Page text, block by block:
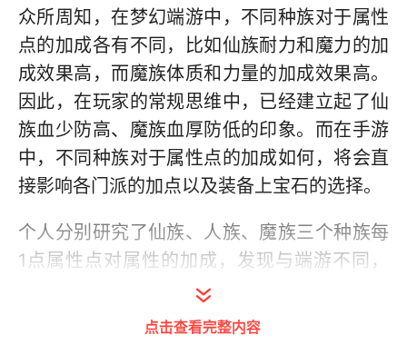
众所周知，在梦幻端游中，不同种族对于属性
点的加成各有不同，比如仙族耐力和魔力的加
成效果高，而魔族体质和力量的加成效果高。
因此，在玩家的常规思维中，已经建立起了仙
族血少防高、魔族血厚防低的印象。而在手游
中，不同种族对于属性点的加成如何，将会直
接影响各门派的加点以及装备上宝石的选择。
个人分别研究了仙族、人族、魔族三个种族每
1点属性点对属性的加成，发现与端游不同，
手游中各个种族对于属性点的加成竟然是一模
一样的，统一归纳如下表所示。
点击查看完整内容